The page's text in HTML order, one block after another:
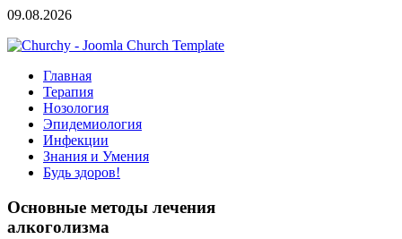
09.08.2026
Главная
Терапия
Нозология
Эпидемиология
Инфекции
Знания и Умения
Будь здоров!
Основные методы лечения
алкоголизма